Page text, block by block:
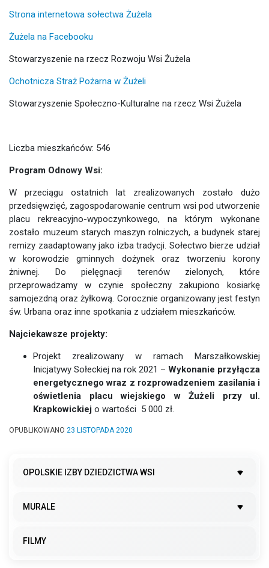
Strona internetowa sołectwa Żużela
Żużela na Facebooku
Stowarzyszenie na rzecz Rozwoju Wsi Żużela
Ochotnicza Straż Pożarna w Żużeli
Stowarzyszenie Społeczno-Kulturalne na rzecz Wsi Żużela
Liczba mieszkańców: 546
Program Odnowy Wsi:
W przeciągu ostatnich lat zrealizowanych zostało dużo
przedsięwzięć, zagospodarowanie centrum wsi pod utworzenie
placu rekreacyjno-wypoczynkowego, na którym wykonane
zostało muzeum starych maszyn rolniczych, a budynek starej
remizy zaadaptowany jako izba tradycji. Sołectwo bierze udział
w korowodzie gminnych dożynek oraz tworzeniu korony
żniwnej. Do pielęgnacji terenów zielonych, które
przeprowadzamy w czynie społeczny zakupiono kosiarkę
samojezdną oraz żyłkową. Corocznie organizowany jest festyn
św. Urbana oraz inne spotkania z udziałem mieszkańców.
Najciekawsze projekty:
Projekt zrealizowany w ramach Marszałkowskiej
Inicjatywy Sołeckiej na rok 2021 – Wykonanie przyłącza
energetycznego wraz z rozprowadzeniem zasilania i
oświetlenia placu wiejskiego w Żużeli przy ul.
Krapkowickiej o wartości 5 000 zł.
OPUBLIKOWANO 23 LISTOPADA 2020
OPOLSKIE IZBY DZIEDZICTWA WSI
MURALE
FILMY